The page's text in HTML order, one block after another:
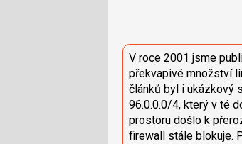
V roce 2001 jsme
překvapivé množství
článků byl i ukázkový
96.0.0.0/4, který v té
prostoru došlo k
firewall stále blokuje.